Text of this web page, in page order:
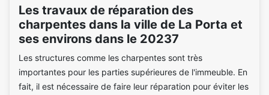
Les travaux de réparation des
charpentes dans la ville de La Porta et
ses environs dans le 20237
Les structures comme les charpentes sont très
importantes pour les parties supérieures de l'immeuble. En
fait, il est nécessaire de faire leur réparation pour éviter les